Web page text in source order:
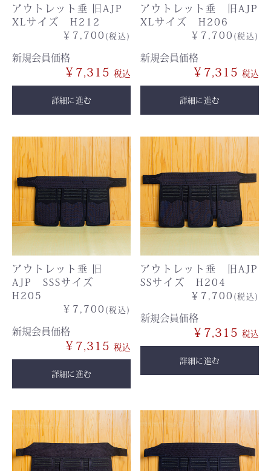
アウトレット垂 旧AJP
XLサイズ H212
￥7,700 (税込)
新規会員価格
￥7,315
詳細に進む
アウトレット垂 旧AJP
XLサイズ H206
￥7,700 (税込)
新規会員価格
￥7,315
詳細に進む
アウトレット垂 旧
AJP SSSサイズ
H205
￥7,700 (税込)
新規会員価格
￥7,315
詳細に進む
アウトレット垂 旧AJP
SSサイズ H204
￥7,700 (税込)
新規会員価格
￥7,315
詳細に進む